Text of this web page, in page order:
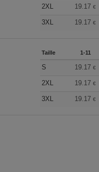
2XL 19.17€
3XL 19.17€
Taille 1-11
S 19.17€
2XL 19.17€
3XL 19.17€